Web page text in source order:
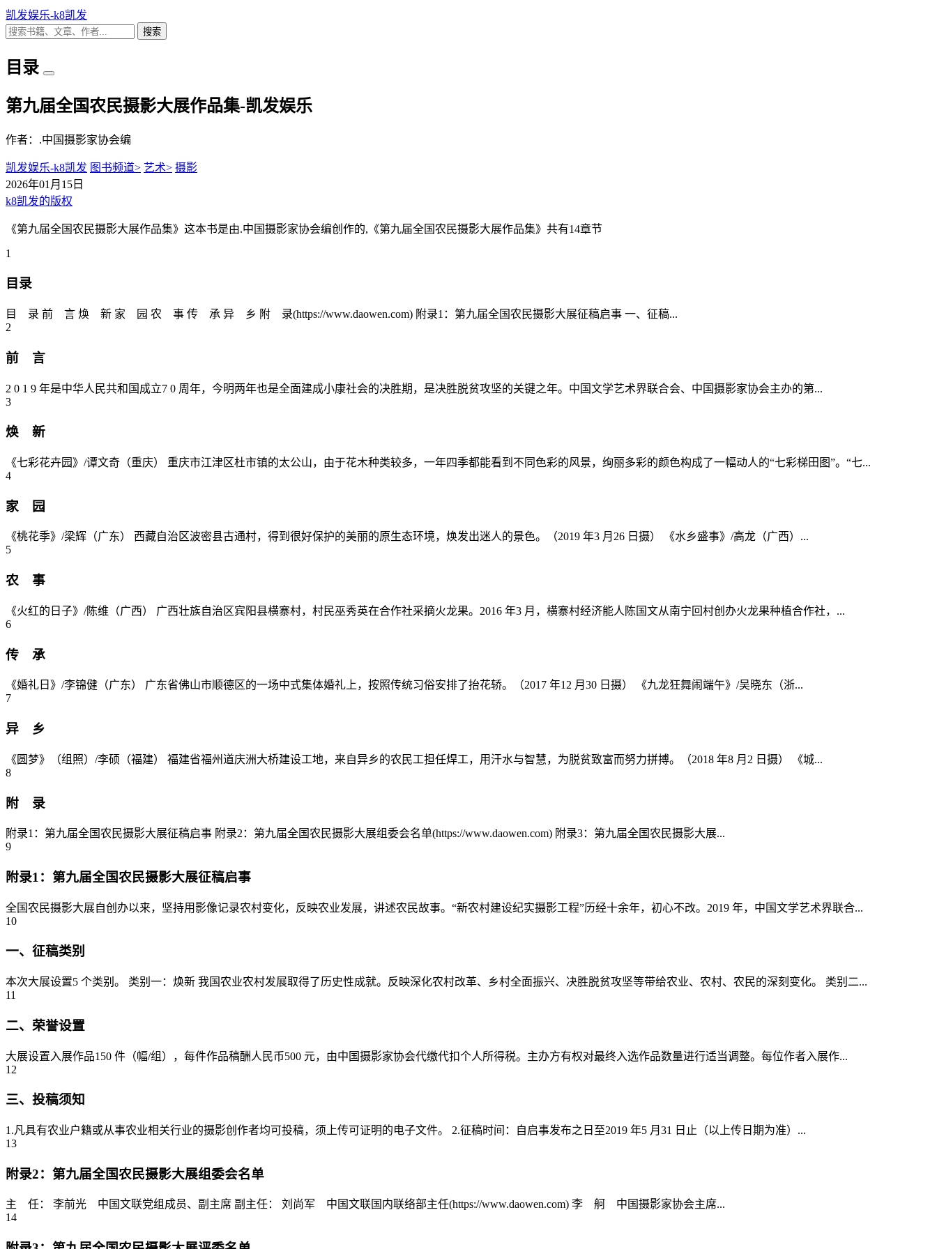
凯发娱乐-k8凯发
搜索
目录
第九届全国农民摄影大展作品集-凯发娱乐
作者：.中国摄影家协会编
凯发娱乐-k8凯发 图书频道> 艺术> 摄影
2026年01月15日
k8凯发的版权
《第九届全国农民摄影大展作品集》这本书是由.中国摄影家协会编创作的,《第九届全国农民摄影大展作品集》共有14章节
1
目录
目 录 前 言 焕 新 家 园 农 事 传 承 异 乡 附 录(https://www.daowen.com) 附录1：第九届全国农民摄影大展征稿启事 一、征稿...
2
前 言
2 0 1 9 年是中华人民共和国成立7 0 周年，今明两年也是全面建成小康社会的决胜期，是决胜脱贫攻坚的关键之年。中国文学艺术界联合会、中国摄影家协会主办的第...
3
焕 新
《七彩花卉园》/谭文奇（重庆） 重庆市江津区杜市镇的太公山，由于花木种类较多，一年四季都能看到不同色彩的风景，绚丽多彩的颜色构成了一幅动人的“七彩梯田图”。“七...
4
家 园
《桃花季》/梁辉（广东） 西藏自治区波密县古通村，得到很好保护的美丽的原生态环境，焕发出迷人的景色。（2019 年3 月26 日摄） 《水乡盛事》/高龙（广西）...
5
农 事
《火红的日子》/陈维（广西） 广西壮族自治区宾阳县横寨村，村民巫秀英在合作社采摘火龙果。2016 年3 月，横寨村经济能人陈国文从南宁回村创办火龙果种植合作社，...
6
传 承
《婚礼日》/李锦健（广东） 广东省佛山市顺德区的一场中式集体婚礼上，按照传统习俗安排了抬花轿。（2017 年12 月30 日摄） 《九龙狂舞闹端午》/吴晓东（浙...
7
异 乡
《圆梦》（组照）/李硕（福建） 福建省福州道庆洲大桥建设工地，来自异乡的农民工担任焊工，用汗水与智慧，为脱贫致富而努力拼搏。（2018 年8 月2 日摄） 《城...
8
附 录
附录1：第九届全国农民摄影大展征稿启事 附录2：第九届全国农民摄影大展组委会名单(https://www.daowen.com) 附录3：第九届全国农民摄影大展...
9
附录1：第九届全国农民摄影大展征稿启事
全国农民摄影大展自创办以来，坚持用影像记录农村变化，反映农业发展，讲述农民故事。“新农村建设纪实摄影工程”历经十余年，初心不改。2019 年，中国文学艺术界联合...
10
一、征稿类别
本次大展设置5 个类别。 类别一：焕新 我国农业农村发展取得了历史性成就。反映深化农村改革、乡村全面振兴、决胜脱贫攻坚等带给农业、农村、农民的深刻变化。 类别二...
11
二、荣誉设置
大展设置入展作品150 件（幅/组），每件作品稿酬人民币500 元，由中国摄影家协会代缴代扣个人所得税。主办方有权对最终入选作品数量进行适当调整。每位作者入展作...
12
三、投稿须知
1.凡具有农业户籍或从事农业相关行业的摄影创作者均可投稿，须上传可证明的电子文件。 2.征稿时间：自启事发布之日至2019 年5 月31 日止（以上传日期为准）...
13
附录2：第九届全国农民摄影大展组委会名单
主 任： 李前光 中国文联党组成员、副主席 副主任： 刘尚军 中国文联国内联络部主任(https://www.daowen.com) 李 舸 中国摄影家协会主席...
14